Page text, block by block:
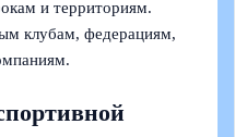
и территориям.
клубам, федерациям,